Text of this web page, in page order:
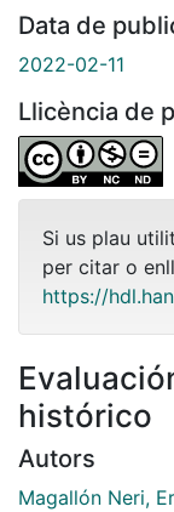
Data de
2022-02-11
Llicència de
Si us plau
per citar o
https://
histórico
Autors
Magallón Neri,